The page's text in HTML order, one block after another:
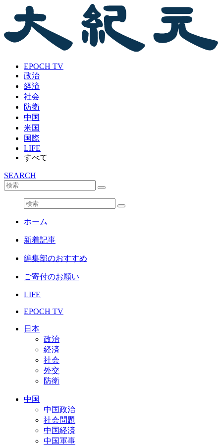
EPOCH TV
政治
経済
社会
防衛
中国
米国
国際
LIFE
すべて
SEARCH
ホーム
新着記事
編集部のおすすめ
ご寄付のお願い
LIFE
EPOCH TV
日本
政治
経済
社会
外交
防衛
中国
中国政治
社会問題
中国経済
中国軍事